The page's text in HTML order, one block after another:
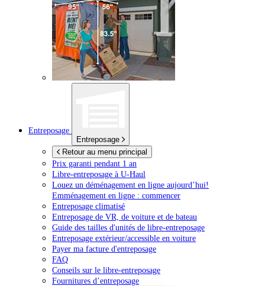
Entreposage
Entreposage
Retour au menu principal
Prix garanti pendant 1 an
Libre-entreposage à U-Haul
Louez un déménagement en ligne aujourd’hui!
Emménagement en ligne : commencer
Entreposage climatisé
Entreposage de VR, de voiture et de bateau
Guide des tailles d'unités de libre-entreposage
Entreposage extérieur/accessible en voiture
Payer ma facture d'entreposage
FAQ
Conseils sur le libre-entreposage
Fournitures d’entreposage